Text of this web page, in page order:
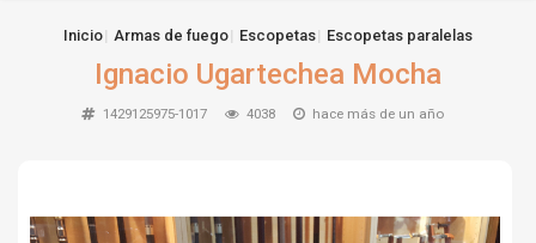
ESCOPETAS
ARMAS CORTAS
AIRE COMPRIMIDO
Inicio Armas de fuego Escopetas Escopetas paralelas
Ignacio Ugartechea Mocha
1429125975-1017 4038 hace más de un año